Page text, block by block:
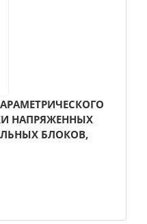
НАПРЯЖЕННЫХ
БЛОКОВ,